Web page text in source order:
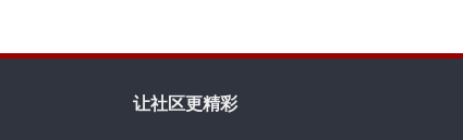
让社区更精彩